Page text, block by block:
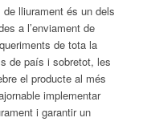
lliurament és un dels
a l’enviament de
de tota la
de país i sobretot, les
el producte al més
implementar
i garantir un